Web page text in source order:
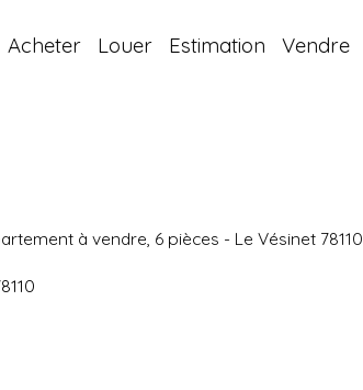
Acheter Louer Estimation Vendre
à vendre, 6 pièces - Le Vésinet 78110